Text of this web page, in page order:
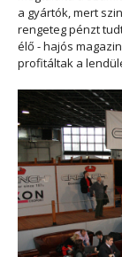
a gyártók, mert
rengeteg pénzt
élő - hajós
profitáltak a